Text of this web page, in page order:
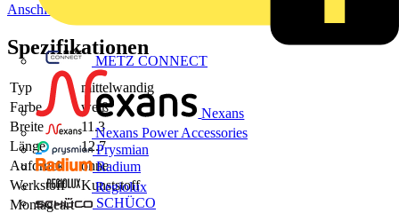
METZ CONNECT
Nexans
Nexans Power Accessories
Prysmian
Radium
Regiolux
SCHÜCO
Anschluss- und Verbindungstechnik/Isoliermaterial (Elektro)
Spezifikationen
Typ
mittelwandig
Farbe
weiß
Breite
11.3
Länge
12.7
Aufdruck
ohne
Werkstoff
Kunststoff
Montageart -